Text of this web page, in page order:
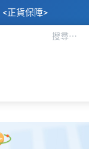
<正貨保障>